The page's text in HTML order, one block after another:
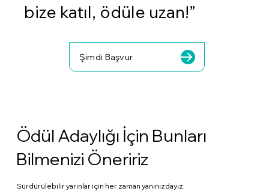
bize katıl, ödüle uzan!”
Şimdi Başvur
Ödül Adaylığı İçin Bunları
Bilmenizi Öneririz
Sürdürülebilir yarınlar için her zaman yanınızdayız.